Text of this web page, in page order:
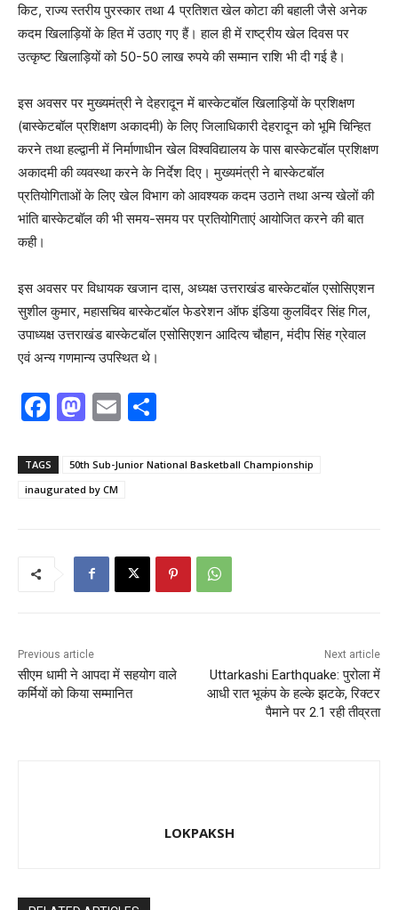
किट, राज्य स्तरीय पुरस्कार तथा 4 प्रतिशत खेल कोटा की बहाली जैसे अनेक
कदम खिलाड़ियों के हित में उठाए गए हैं। हाल ही में राष्ट्रीय खेल दिवस पर
उत्कृष्ट खिलाड़ियों को 50-50 लाख रुपये की सम्मान राशि भी दी गई है।
इस अवसर पर मुख्यमंत्री ने देहरादून में बास्केटबॉल खिलाड़ियों के प्रशिक्षण
(बास्केटबॉल प्रशिक्षण अकादमी) के लिए जिलाधिकारी देहरादून को भूमि चिन्हित
करने तथा हल्द्वानी में निर्माणाधीन खेल विश्वविद्यालय के पास बास्केटबॉल प्रशिक्षण
अकादमी की व्यवस्था करने के निर्देश दिए। मुख्यमंत्री ने बास्केटबॉल
प्रतियोगिताओं के लिए खेल विभाग को आवश्यक कदम उठाने तथा अन्य खेलों की
भांति बास्केटबॉल की भी समय-समय पर प्रतियोगिताएं आयोजित करने की बात
कही।
इस अवसर पर विधायक खजान दास, अध्यक्ष उत्तराखंड बास्केटबॉल एसोसिएशन
सुशील कुमार, महासचिव बास्केटबॉल फेडरेशन ऑफ इंडिया कुलविंदर सिंह गिल,
उपाध्यक्ष उत्तराखंड बास्केटबॉल एसोसिएशन आदित्य चौहान, मंदीप सिंह ग्रेवाल
एवं अन्य गणमान्य उपस्थित थे।
F
c
e
M
st
o
o
n
E
ai ar
TAGS
50th Sub-Junior National Basketball Championship
inaugurated by CM
Previous article
सीएम धामी ने आपदा में सहयोग वाले
कर्मियों को किया सम्मानित
Next article
Uttarkashi Earthquake: पुरोला में
आधी रात भूकंप के हल्के झटके, रिक्टर
पैमाने पर 2.1 रही तीव्रता
LOKPAKSH